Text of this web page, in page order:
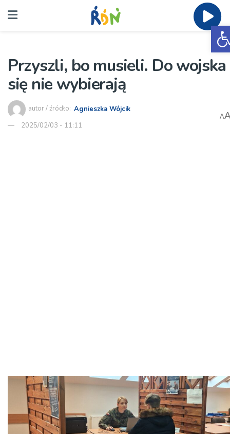
Przyszli, bo musieli. Do wojska
się nie wybierają
autor / źródło: Agnieszka Wójcik
2025/02/03 - 11:11
A